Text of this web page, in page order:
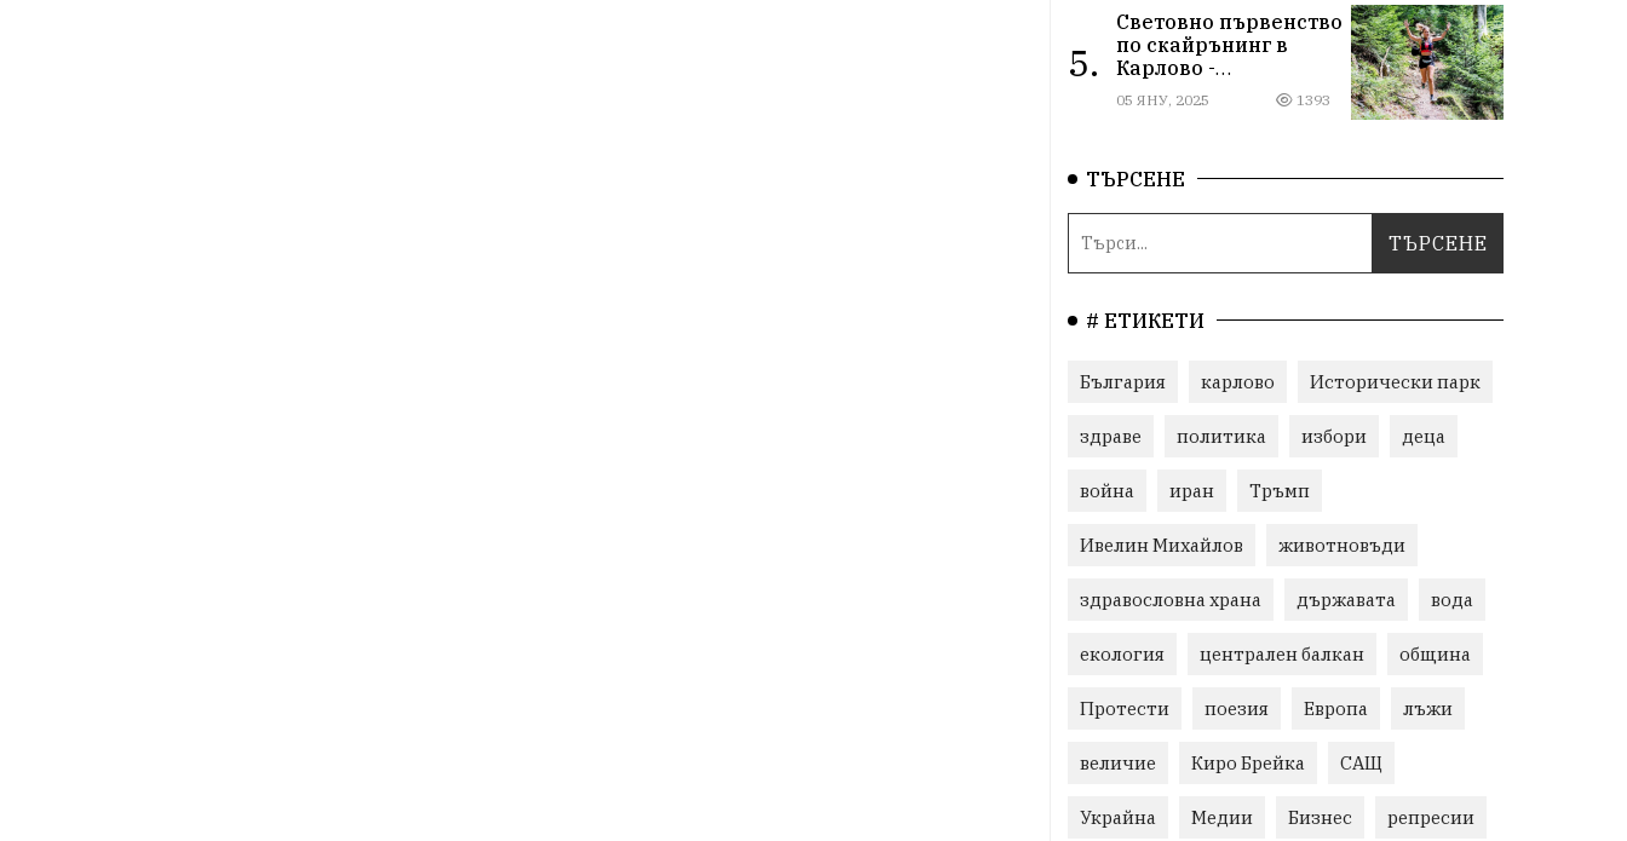
5.
Световно първенство
по скайрънинг в
Карлово -
Балканиада 2025 г.
05 ЯНУ, 2025 1393
ТЪРСЕНЕ
# ЕТИКЕТИ
България карлово Исторически парк
здраве политика избори деца
война иран Тръмп
Ивелин Михайлов животновъди
здравословна храна държавата вода
екология централен балкан община
Протести поезия Европа лъжи
величие Киро Брейка САЩ
Украйна Медии Бизнес репресии